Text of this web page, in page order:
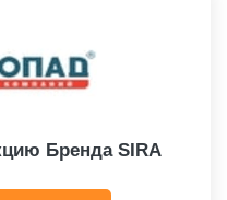
Бренда SIRA